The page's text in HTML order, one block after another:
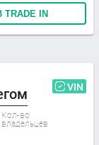
TRADE IN
VIN
Кол-во
владельцев